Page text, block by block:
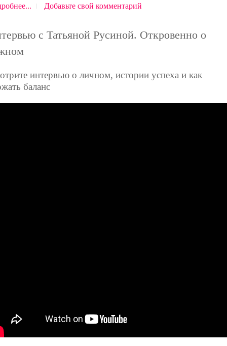
Добавьте свой комментарий
с Татьяной Русиной. Откровенно о
интервью о личном, истории успеха и как
баланс